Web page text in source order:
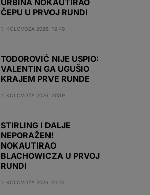
ČEPU U PRVOJ RUNDI
1. KOLOVOZA 2026. 19:49
TODOROVIĆ NIJE USPIO:
VALENTIN GA UGUŠIO
KRAJEM PRVE RUNDE
1. KOLOVOZA 2026. 20:19
STIRLING I DALJE
NEPORAŽEN!
NOKAUTIRAO
BLACHOWICZA U PRVOJ
RUNDI
1. KOLOVOZA 2026. 21:10